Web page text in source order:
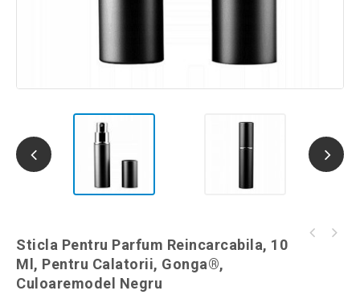
Sticla Pentru Parfum Reincarcabila, 10
Ml, Pentru Calatorii, Gonga®,
Culoaremodel Negru